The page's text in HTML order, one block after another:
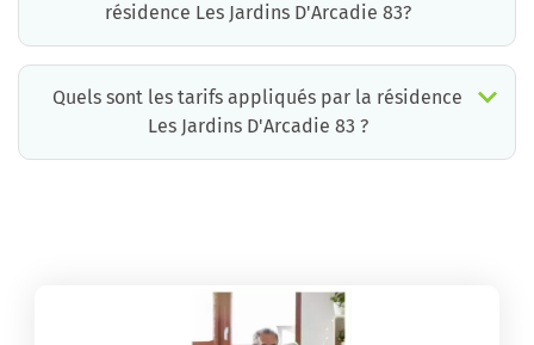
résidence Les Jardins D'Arcadie 83?
Quels sont les tarifs appliqués par la résidence
Les Jardins D'Arcadie 83 ?